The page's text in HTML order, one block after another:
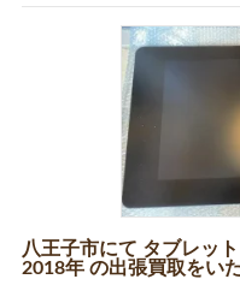
八王子市にて タブレッ
2018年 の出張買取をい